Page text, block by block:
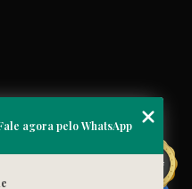
agora pelo WhatsApp